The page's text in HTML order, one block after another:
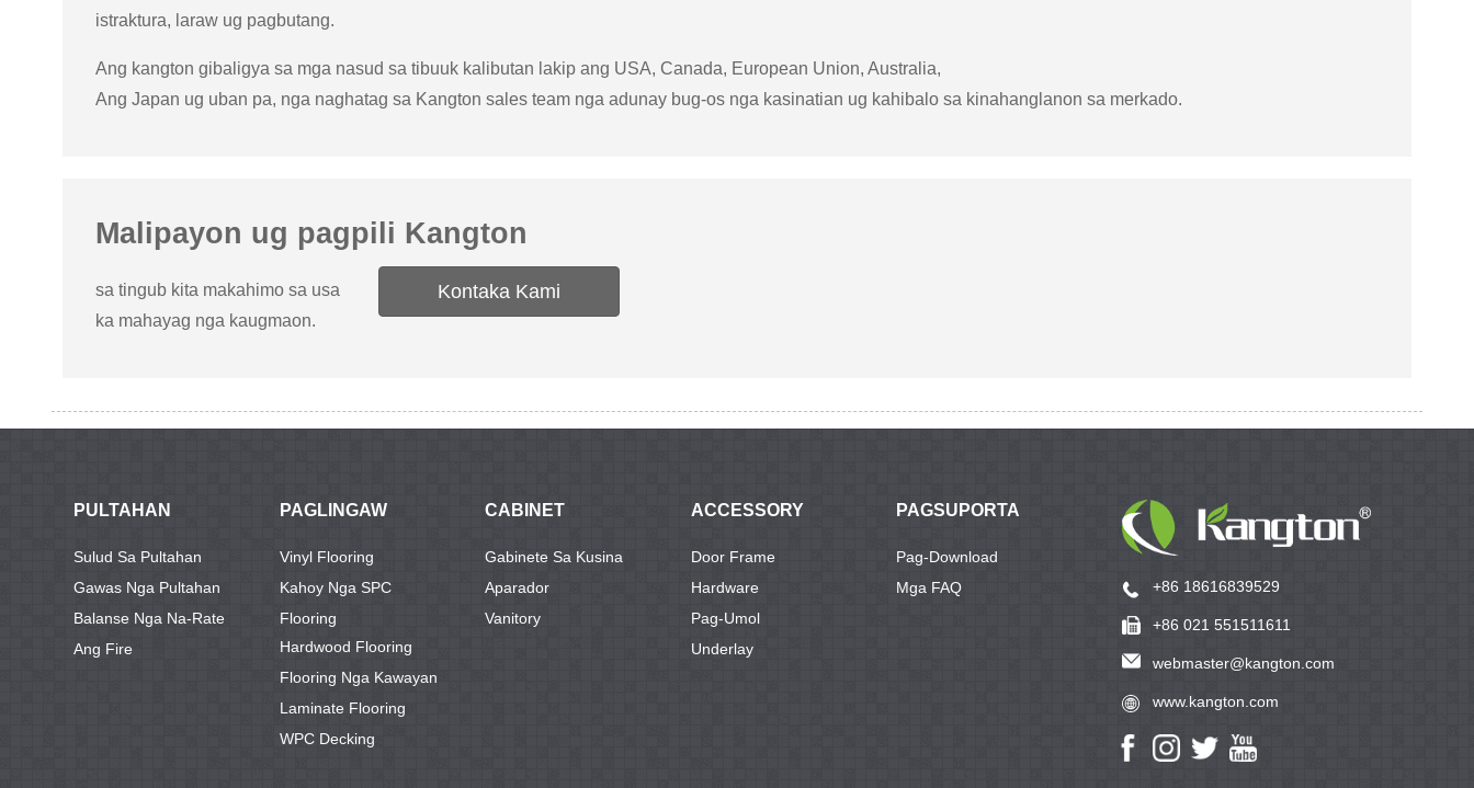
istraktura, laraw ug pagbutang.
Ang kangton gibaligya sa mga nasud sa tibuuk kalibutan lakip ang USA, Canada, European Union, Australia,
Ang Japan ug uban pa, nga naghatag sa Kangton sales team nga adunay bug-os nga kasinatian ug kahibalo sa kinahanglanon sa merkado.
Malipayon ug pagpili Kangton
sa tingub kita makahimo sa usa
ka mahayag nga kaugmaon.
Kontaka Kami
PULTAHAN
Sulud Sa Pultahan
Gawas Nga Pultahan
Balanse Nga Na-Rate
Ang Fire
PAGLINGAW
Vinyl Flooring
Kahoy Nga SPC
Flooring
Hardwood Flooring
Flooring Nga Kawayan
Laminate Flooring
WPC Decking
CABINET
Gabinete Sa Kusina
Aparador
Vanitory
ACCESSORY
Door Frame
Hardware
Pag-Umol
Underlay
PAGSUPORTA
Pag-Download
Mga FAQ
+86 18616839529
+86 021 551511611
webmaster@kangton.com
www.kangton.com